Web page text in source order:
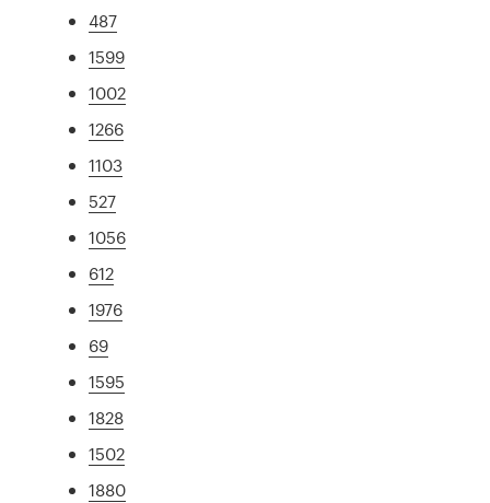
487
1599
1002
1266
1103
527
1056
612
1976
69
1595
1828
1502
1880